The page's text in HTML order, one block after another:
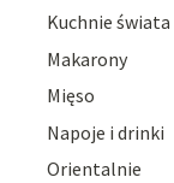
Kuchnie świata
Makarony
Mięso
Napoje i drinki
Orientalnie